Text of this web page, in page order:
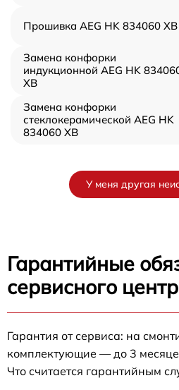
Прошивка AEG HK 834060 XB
Замена конфорки
индукционной AEG HK
XB
Замена конфорки
стеклокерамической AEG HK
834060 XB
У меня другая
Гарантийные
сервисного
Гарантия от сервиса: на
комплектующие — до 3
Что считается гарантийным